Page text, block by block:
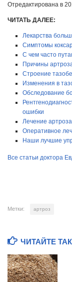
Отредактирована в
ЧИТАТЬ ДАЛЕЕ:
Лекарства
Симптомы
С чем часто
Причины
Строение
Изменения в
Обследование
ошибки
Лечение
Оперативное
Наши лучшие
Все статьи доктора
Метки: артроз
ЧИТАЙТЕ